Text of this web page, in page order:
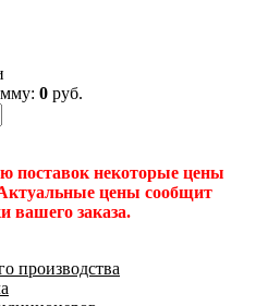
0 руб.
поставок некоторые цены
цены сообщит
вашего заказа.
производства